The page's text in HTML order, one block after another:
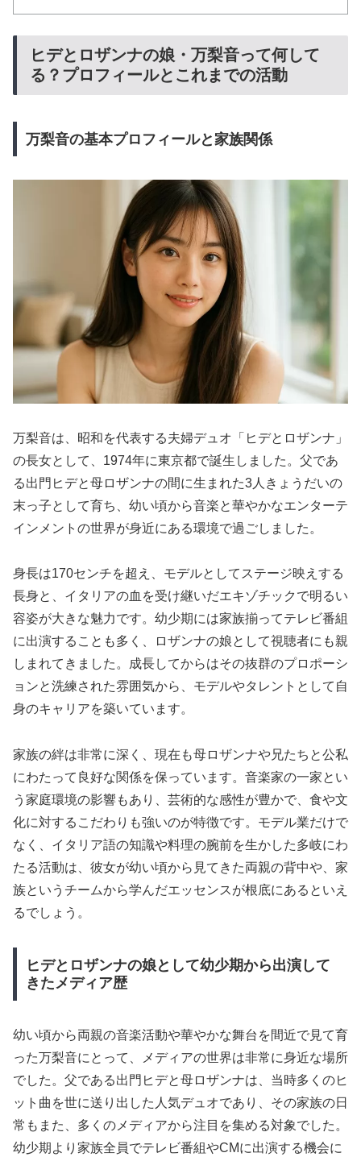
ヒデとロザンナの娘・万梨音って何して
る？プロフィールとこれまでの活動
万梨音の基本プロフィールと家族関係
万梨音は、昭和を代表する夫婦デュオ「ヒデとロザンナ」
の長女として、1974年に東京都で誕生しました。父であ
る出門ヒデと母ロザンナの間に生まれた3人きょうだいの
末っ子として育ち、幼い頃から音楽と華やかなエンターテ
インメントの世界が身近にある環境で過ごしました。
身長は170センチを超え、モデルとしてステージ映えする
長身と、イタリアの血を受け継いだエキゾチックで明るい
容姿が大きな魅力です。幼少期には家族揃ってテレビ番組
に出演することも多く、ロザンナの娘として視聴者にも親
しまれてきました。成長してからはその抜群のプロポーシ
ョンと洗練された雰囲気から、モデルやタレントとして自
身のキャリアを築いています。
家族の絆は非常に深く、現在も母ロザンナや兄たちと公私
にわたって良好な関係を保っています。音楽家の一家とい
う家庭環境の影響もあり、芸術的な感性が豊かで、食や文
化に対するこだわりも強いのが特徴です。モデル業だけで
なく、イタリア語の知識や料理の腕前を生かした多岐にわ
たる活動は、彼女が幼い頃から見てきた両親の背中や、家
族というチームから学んだエッセンスが根底にあるといえ
るでしょう。
ヒデとロザンナの娘として幼少期から出演して
きたメディア歴
幼い頃から両親の音楽活動や華やかな舞台を間近で見て育
った万梨音にとって、メディアの世界は非常に身近な場所
でした。父である出門ヒデと母ロザンナは、当時多くのヒ
ット曲を世に送り出した人気デュオであり、その家族の日
常もまた、多くのメディアから注目を集める対象でした。
幼少期より家族全員でテレビ番組やCMに出演する機会に